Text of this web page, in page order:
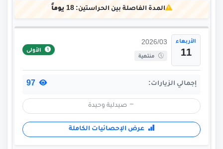
المدة الفاصلة بين الحراستين:18 يوماً
الأربعاء
11
2026/03
منتهية
الأولى
إجمالي الزيارات:
صيدلية وحيدة
عرض الإحصائيات الكاملة